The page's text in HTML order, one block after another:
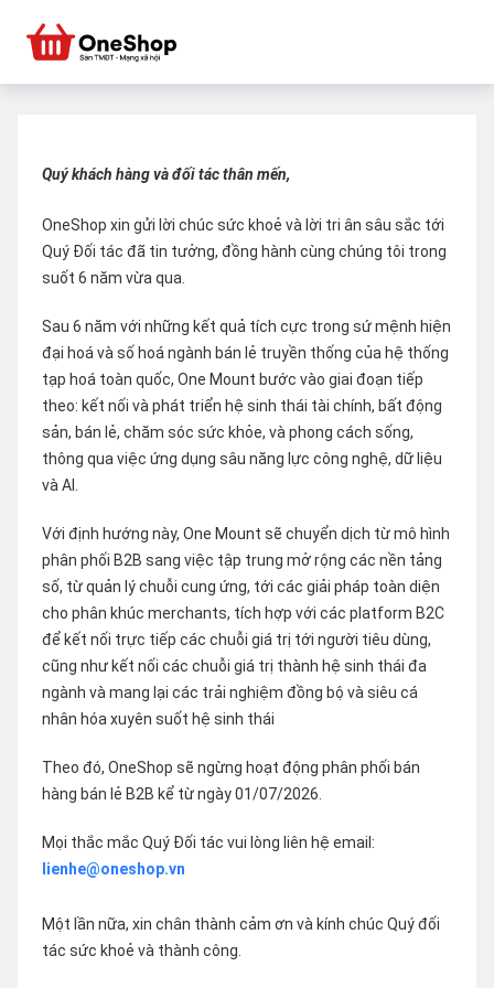
Quý khách hàng và đối tác thân mến,
OneShop xin gửi lời chúc sức khoẻ và lời tri ân sâu sắc tới
Quý Đối tác đã tin tưởng, đồng hành cùng chúng tôi trong
suốt 6 năm vừa qua.
Sau 6 năm với những kết quả tích cực trong sứ mệnh hiện
đại hoá và số hoá ngành bán lẻ truyền thống của hệ thống
tạp hoá toàn quốc, One Mount bước vào giai đoạn tiếp
theo: kết nối và phát triển hệ sinh thái tài chính, bất động
sản, bán lẻ, chăm sóc sức khỏe, và phong cách sống,
thông qua việc ứng dụng sâu năng lực công nghệ, dữ liệu
và AI.
Với định hướng này, One Mount sẽ chuyển dịch từ mô hình
phân phối B2B sang việc tập trung mở rộng các nền tảng
số, từ quản lý chuỗi cung ứng, tới các giải pháp toàn diện
cho phân khúc merchants, tích hợp với các platform B2C
để kết nối trực tiếp các chuỗi giá trị tới người tiêu dùng,
cũng như kết nối các chuỗi giá trị thành hệ sinh thái đa
ngành và mang lại các trải nghiệm đồng bộ và siêu cá
nhân hóa xuyên suốt hệ sinh thái
Theo đó, OneShop sẽ ngừng hoạt động phân phối bán
hàng bán lẻ B2B kể từ ngày 01/07/2026.
Mọi thắc mắc Quý Đối tác vui lòng liên hệ email:
lienhe@oneshop.vn
Một lần nữa, xin chân thành cảm ơn và kính chúc Quý đối
tác sức khoẻ và thành công.